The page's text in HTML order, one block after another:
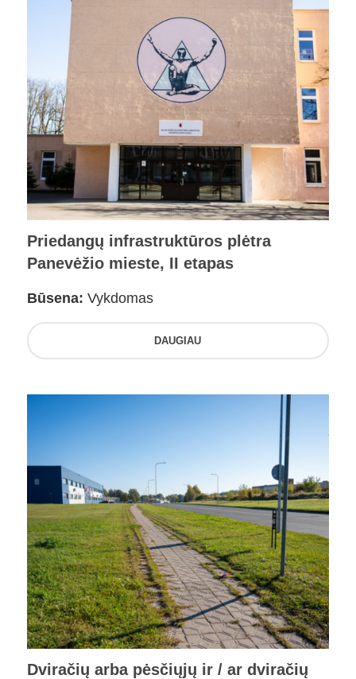
Priedangų infrastruktūros plėtra
Panevėžio mieste, II etapas
Būsena: Vykdomas
DAUGIAU
Dviračių arba pėsčiųjų ir / ar dviračių